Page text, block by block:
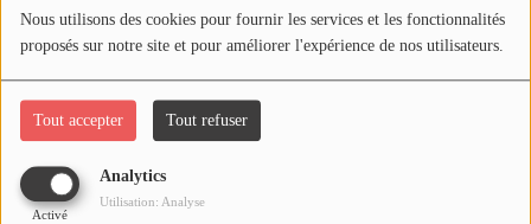
Nous utilisons des cookies pour fournir les services et les fonctionnalités
proposés sur notre site et pour améliorer l'expérience de nos utilisateurs.
Tout accepter Tout refuser
Analytics
Activé
Utilisation: Analyse
Médias
PODCASTS
Agenda
Oups, vous avez
rencontré une erreur.
Il semble que la page que vous recherchez n’existe plus.